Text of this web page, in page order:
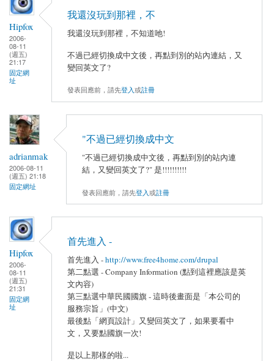
Hipfox
2006-
08-11
(週五)
21:17
固定網
址
我還沒玩到那裡，不
我還沒玩到那裡，不知道吔!
不過已經切換成中文後，再點到別的站內連結，又
變回英文了?
發表回應前，請先登入或註冊
adrianmak
2006-08-11
(週五) 21:18
固定網址
"不過已經切換成中文
"不過已經切換成中文後，再點到別的站內連
結，又變回英文了?" 是!!!!!!!!!!
發表回應前，請先登入或註冊
Hipfox
2006-
08-11
(週五)
21:31
固定網
址
首先進入 -
首先進入 -http://www.free4home.com/drupal
第二點選 - Company Information (點到這裡應該是英
文內容)
第三點選中華民國國旗 - 這時後畫面是「本公司的
服務宗旨」(中文)
最後點「網頁設計」又變回英文了，如果要看中
文，又要點國旗一次!
是以上那樣的啦...